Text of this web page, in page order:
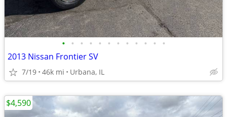
• • • • • • • • • • • •
2013 Nissan Frontier SV
7/19 46k mi Urbana, IL
$4,590